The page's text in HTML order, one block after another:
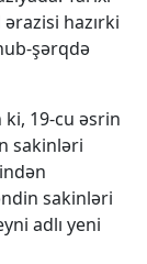
hazırki
şərqdə
ki, 19-cu əsrin
sakinləri
sakinləri
adlı yeni